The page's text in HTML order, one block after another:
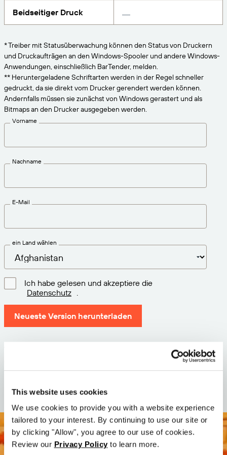
This website uses cookies
We use cookies to provide you with a website experience
tailored to your interest. By continuing to use our site or
by clicking "Allow", you agree to our use of cookies.
Review our Privacy Policy to learn more.
PRODUKT
Preise
Kostenlos testen
Technische Daten
Produktregistrierung
Unterstützte Standards
Amazon Transparency
Lösungsübersicht
VERBINDEN
Karriere
Nachrichten
Reifegradmodell für Etikettierung und
Erhalten Sie die Unterstützung, die Ihren
Beidseitiger Druck
* Treiber mit Statusüberwachung können den Status von Druckern
und Druckaufträgen an den Windows-Spooler und andere Windows-
Anwendungen, einschließlich BarTender, melden.
** Heruntergeladene Schriftarten werden in der Regel schneller
gedruckt, da sie direkt vom Drucker gerendert werden können.
Andernfalls müssen sie zunächst von Windows gerastert und als
Bitmaps an den Drucker ausgegeben werden.
Vorname
Nachname
E-Mail
ein Land wählen
Ich habe gelesen und akzeptiere die
Datenschutz
Neueste Version herunterladen
Datum: 2026-05-05